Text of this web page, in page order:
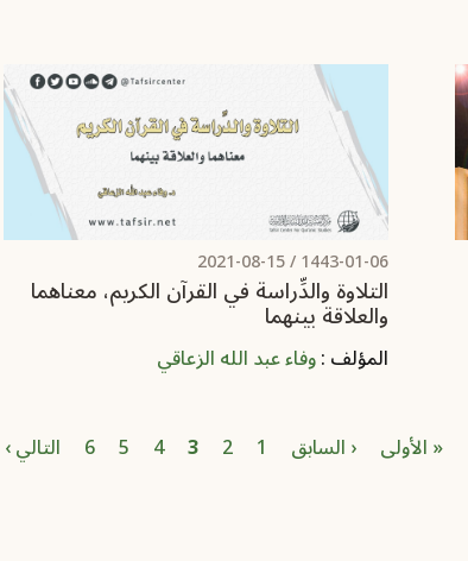
1443-01-06 /
2021-08-15
التلاوة والدِّراسة في القرآن الكريم، معناهما
والعلاقة بينهما
المؤلف :وفاء عبد الله الزعاقي
First page
« الأولى Previous page
‹ السابق الصفحة
1 الصفحة
2 الصفحة الحاليّة
3 الصفحة
4 الصفحة
5 الصفحة
6
page
التالي ›